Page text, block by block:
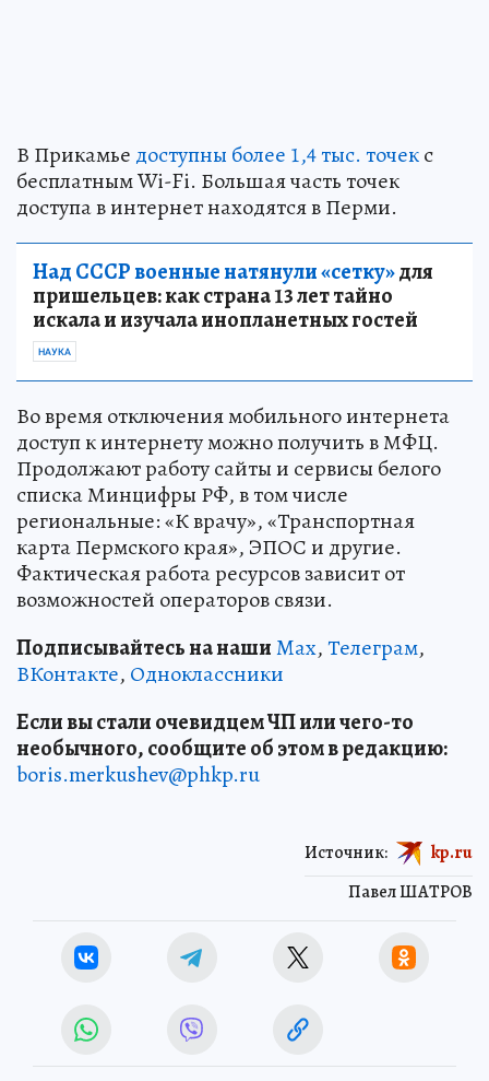
В Прикамье доступны более 1,4 тыс. точекс
бесплатным Wi-Fi. Большая часть точек
доступа в интернет находятся в Перми.
Над СССР военные натянули «сетку»для
пришельцев: как страна 13 лет тайно
искала и изучала инопланетных гостей
НАУКА
Во время отключения мобильного интернета
доступ к интернету можно получить в МФЦ.
Продолжают работу сайты и сервисы белого
списка Минцифры РФ, в том числе
региональные: «К врачу», «Транспортная
карта Пермского края», ЭПОС и другие.
Фактическая работа ресурсов зависит от
возможностей операторов связи.
Подписывайтесь на нашиMax,Телеграм,
ВКонтакте, Одноклассники
Если вы стали очевидцем ЧП или чего-то
необычного, сообщите об этом в редакцию:
boris.merkushev@phkp.ru
Павел ШАТРОВ
Источник: kp.ru